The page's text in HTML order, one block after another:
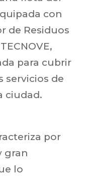
con
de Residuos
para cubrir
servicios de
ciudad.
por
gran
lo